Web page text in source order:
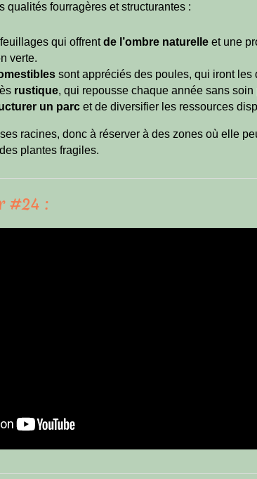
qualités fourragères et structurantes :
feuillages qui offrentde l’ombre naturelle et une
verte.
sont appréciés des poules, qui iront les
rustique, qui repousse chaque année sans soin
un parc et de diversifier les ressources
racines, donc à réserver à des zones où elle
plantes fragiles.
#24 :